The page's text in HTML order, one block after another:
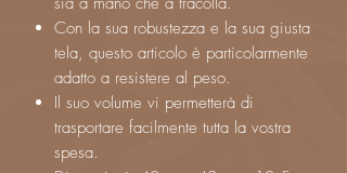
Con la sua robustezza e la sua giusta
tela, questo articolo è particolarmente
adatto a resistere al peso.
Il suo volume vi permetterà di
trasportare facilmente tutta la vostra
spesa.